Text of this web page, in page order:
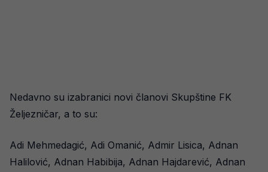
Nedavno su izabranici novi članovi Skupštine FK
Željezničar, a to su:
Adi Mehmedagić, Adi Omanić, Admir Lisica, Adnan
Halilović, Adnan Habibija, Adnan Hajdarević, Adnan